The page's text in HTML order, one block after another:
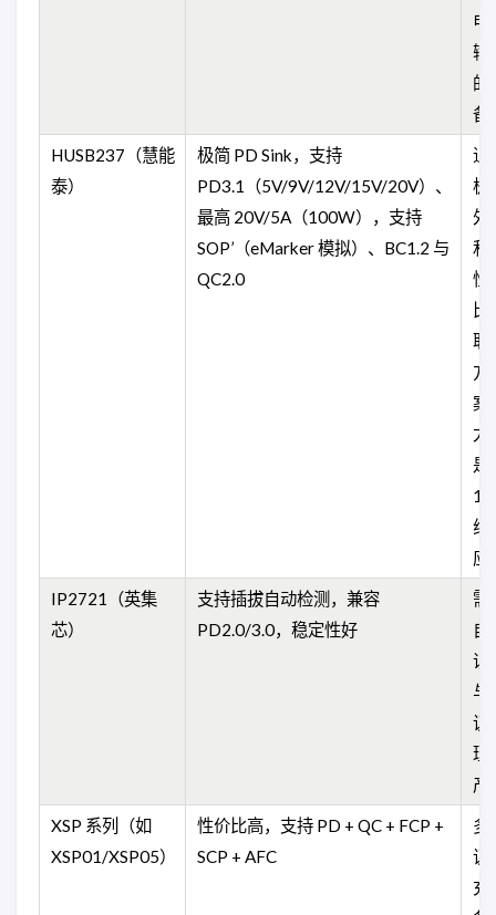
电
输
的
备
HUSB237（慧能
泰）
极简 PD Sink，支持
PD3.1（5V/9V/12V/15V/20V）、
最高 20V/5A（100W），支持
SOP’（eMarker 模拟）、BC1.2 与
QC2.0
追
极
外
和
性
比
取
方
案
尤
是
线
应
IP2721（英集
芯）
支持插拔自动检测，兼容
PD2.0/3.0，稳定性好
需
自
识
与
议
理
产
XSP 系列（如
XSP01/XSP05）
性价比高，支持 PD + QC + FCP +
SCP + AFC
多
议
充